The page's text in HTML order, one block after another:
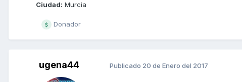
Ciudad: Murcia
Donador
ugena44 Publicado 20 de Enero del 2017